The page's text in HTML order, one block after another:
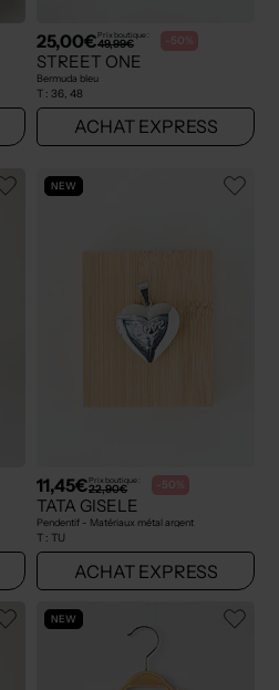
25,00€Prix boutique :
49,99€ -50%
STREET ONE
Bermuda bleu
T : 36, 48
ACHAT EXPRESS
NEW
11,45€Prix boutique :
22,90€ -50%
TATA GISELE
Pendentif - Matériaux métal argent
T : TU
ACHAT EXPRESS
NEW